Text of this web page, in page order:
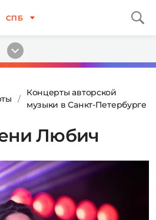
СПБ
Концерты авторской
музыки в Санкт-Петербурге
Любич